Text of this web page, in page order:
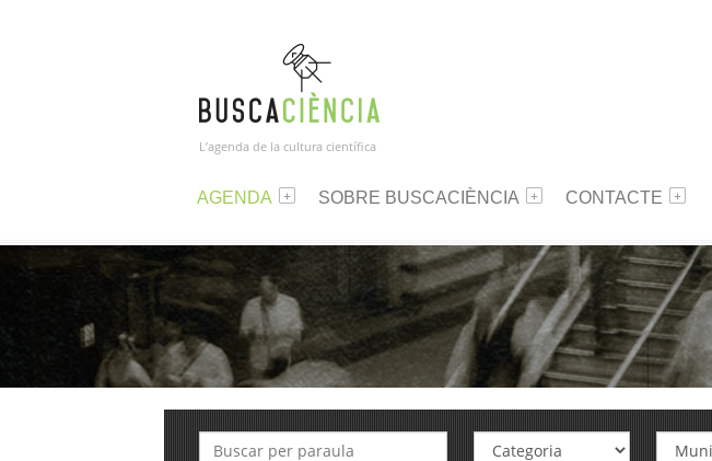
L’agenda de la cultura científica
AGENDA SOBRE BUSCACIÈNCIA CONTACTE